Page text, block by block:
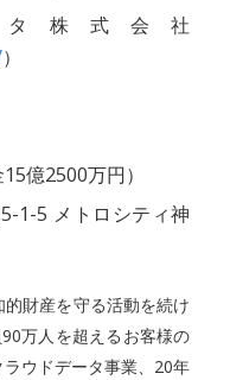
株式会社
）
億2500万円）
1-5 メトロシティ神
財産を守る活動を続け
万人を超えるお客様の
ウドデータ事業、20年